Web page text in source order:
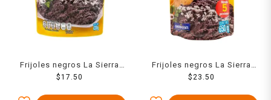
Frijoles negros La Sierra
refritos en bolsa 430 g
$17.50
Frijoles negros La Sierra
refritos en bolsa 650 g
$ 23.50